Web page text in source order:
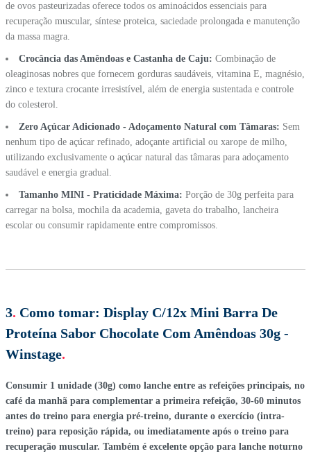
de ovos pasteurizadas oferece todos os aminoácidos essenciais para
recuperação muscular, síntese proteica, saciedade prolongada e manutenção
da massa magra.
Crocância das Amêndoas e Castanha de Caju: Combinação de
oleaginosas nobres que fornecem gorduras saudáveis, vitamina E, magnésio,
zinco e textura crocante irresistível, além de energia sustentada e controle
do colesterol.
Zero Açúcar Adicionado - Adoçamento Natural com Tâmaras: Sem
nenhum tipo de açúcar refinado, adoçante artificial ou xarope de milho,
utilizando exclusivamente o açúcar natural das tâmaras para adoçamento
saudável e energia gradual.
Tamanho MINI - Praticidade Máxima: Porção de 30g perfeita para
carregar na bolsa, mochila da academia, gaveta do trabalho, lancheira
escolar ou consumir rapidamente entre compromissos.
3. Como tomar: Display C/12x Mini Barra De
Proteína Sabor Chocolate Com Amêndoas 30g -
Winstage.
Consumir 1 unidade (30g) como lanche entre as refeições principais, no
café da manhã para complementar a primeira refeição, 30-60 minutos
antes do treino para energia pré-treino, durante o exercício (intra-
treino) para reposição rápida, ou imediatamente após o treino para
recuperação muscular. Também é excelente opção para lanche noturno